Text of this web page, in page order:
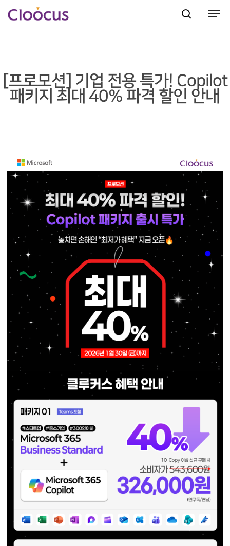
[프로모션] 기업 전용 특가! Copilot
패키지 최대 40% 파격 할인 안내